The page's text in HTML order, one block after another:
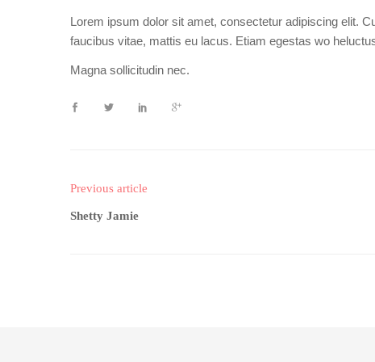
Lorem ipsum dolor sit amet, consectetur adipiscing elit.
faucibus vitae, mattis eu lacus. Etiam egestas wo
Magna sollicitudin nec.
Previous article
Shetty Jamie